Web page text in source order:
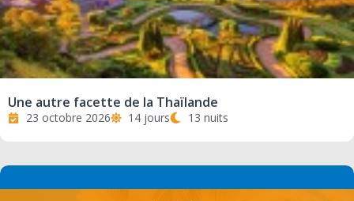
Une autre facette de la Thaïlande
23 octobre 2026 14 jours 13 nuits